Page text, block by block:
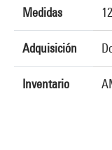
Medidas
Adquisición
Inventario